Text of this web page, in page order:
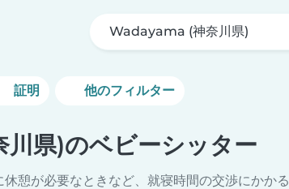
Wadayama (神奈川県)
証明 他のフィルター
県)のベビーシッター
憩が必要なときなど、就寝時間の交渉にかかる